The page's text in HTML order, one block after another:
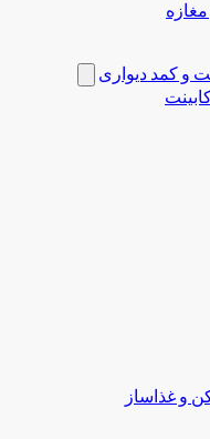
و کمد دیواری
و غذاساز